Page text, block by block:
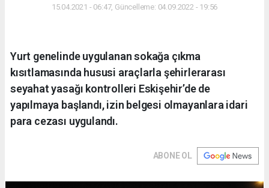
15.04.2021 - 06:47, Güncelleme: 04.09.2022 - 19:56
Yurt genelinde uygulanan sokağa çıkma
kısıtlamasında hususi araçlarla şehirlerarası
seyahat yasağı kontrolleri Eskişehir’de de
yapılmaya başlandı, izin belgesi olmayanlara idari
para cezası uygulandı.
ABONE OL